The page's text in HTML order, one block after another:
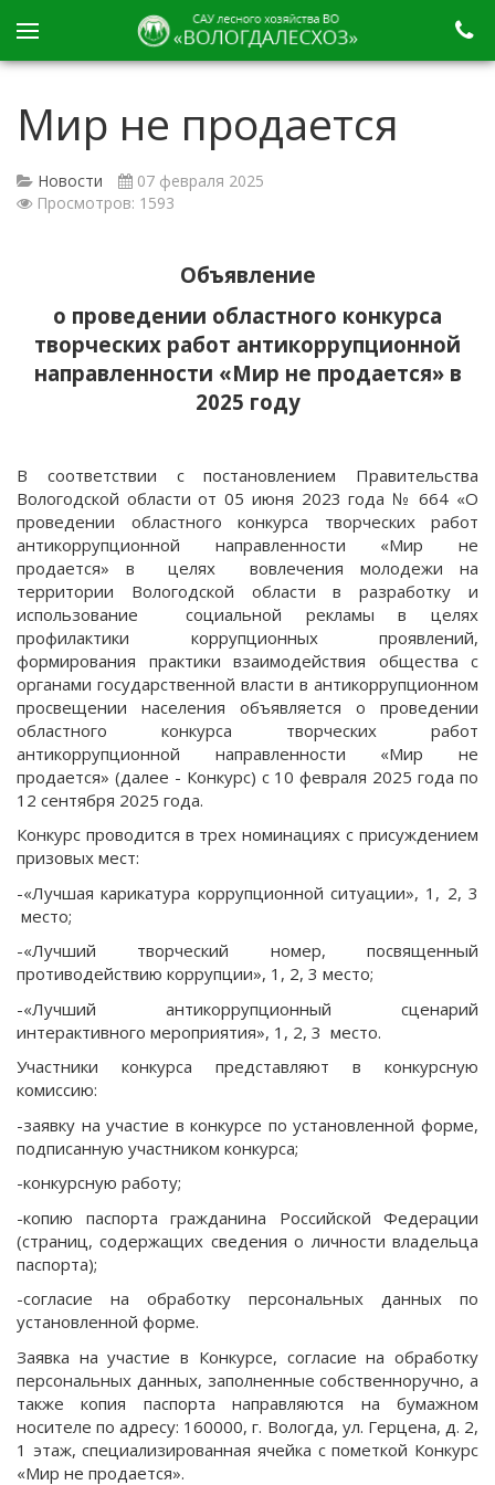
Мир не продается
Новости
07 февраля 2025
Просмотров: 1593
Объявление
о проведении областного конкурса
творческих работ антикоррупционной
направленности «Мир не продается» в
2025 году
В соответствии с постановлением Правительства
Вологодской области от 05 июня 2023 года № 664 «О
проведении областного конкурса творческих работ
антикоррупционной направленности «Мир не
продается» в целях вовлечения молодежи на
территории Вологодской области в разработку и
использование социальной рекламы в целях
профилактики коррупционных проявлений,
формирования практики взаимодействия общества с
органами государственной власти в антикоррупционном
просвещении населения объявляется о проведении
областного конкурса творческих работ
антикоррупционной направленности «Мир не
продается» (далее - Конкурс) с 10 февраля 2025 года по
12 сентября 2025 года.
Конкурс проводится в трех номинациях с присуждением
призовых мест:
-«Лучшая карикатура коррупционной ситуации», 1, 2, 3
место;
-«Лучший творческий номер, посвященный
противодействию коррупции», 1, 2, 3 место;
-«Лучший антикоррупционный сценарий
интерактивного мероприятия», 1, 2, 3 место.
Участники конкурса представляют в конкурсную
комиссию:
-заявку на участие в конкурсе по установленной форме,
подписанную участником конкурса;
-конкурсную работу;
-копию паспорта гражданина Российской Федерации
(страниц, содержащих сведения о личности владельца
паспорта);
-согласие на обработку персональных данных по
установленной форме.
Заявка на участие в Конкурсе, согласие на обработку
персональных данных, заполненные собственноручно, а
также копия паспорта направляются на бумажном
носителе по адресу: 160000, г. Вологда, ул. Герцена, д. 2,
1 этаж, специализированная ячейка с пометкой Конкурс
«Мир не продается».